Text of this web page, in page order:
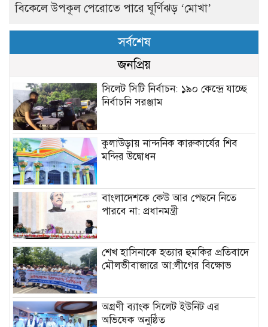
বিকেলে উপকূল পেরোতে পারে ঘূর্ণিঝড় ‘মোখা’
সর্বশেষ
জনপ্রিয়
সিলেট সিটি নির্বাচন: ১৯০ কেন্দ্রে যাচ্ছে
নির্বাচনি সরঞ্জাম
কুলাউড়ায় নান্দনিক কারুকার্যের শিব
মন্দির উদ্বোধন
বাংলাদেশকে কেউ আর পেছনে নিতে
পারবে না: প্রধানমন্ত্রী
শেখ হাসিনাকে হত্যার হুমকির প্রতিবাদে
মৌলভীবাজারে আ:লীগের বিক্ষোভ
অগ্রণী ব্যাংক সিলেট ইউনিট এর
অভিষেক অনুষ্ঠিত